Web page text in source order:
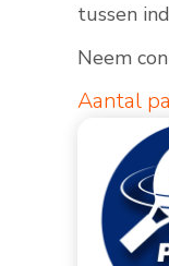
tussen
Neem
Aantal